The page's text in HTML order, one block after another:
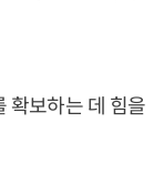
확보하는 데 힘을